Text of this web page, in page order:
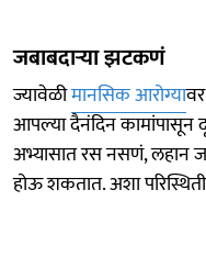
जबाबदाऱ्या झटकणं
ज्यावेळीमानसिक आरोग्या
आपल्या दैनंदिन कामांपासून
अभ्यासात रस नसणं, लहान
होऊ शकतात. अशा